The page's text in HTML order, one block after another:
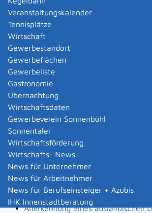
Veranstaltungskalender
Tennisplätze
Wirtschaft
Gewerbestandort
Gewerbeflächen
Gewerbeliste
Gastronomie
Übernachtung
Wirtschaftsdaten
Gewerbeverein Sonnenbühl
Sonnentaler
Wirtschaftsförderung
Wirtschafts- News
News für Unternehmer
News für Arbeitnehmer
News für Berufseinsteiger + Azubis
IHK Innenstadtberatung
Anlagen mitteilen
Änderung der Gemeinschaftslizenz
Änderung des Entwicklungsziels
Maßnahme beantragen
Änderung des Wohnsitzes innerhalb
Stadt oder Gemeinde melden
Änderung nach Beantragung oder
Bürgergeld mitteilen
Änderung persönlicher Daten der
mitteilen
Änderungen an die Krankenkasse
Anerkennung als gemeinnützige
beantragen
Anerkennung als Pharmaberater
Anerkennung als Prüf-,
Überwachungsstelle (PÜZ-Stelle)
Landesbauordnung
Anerkennung eines ausländischen